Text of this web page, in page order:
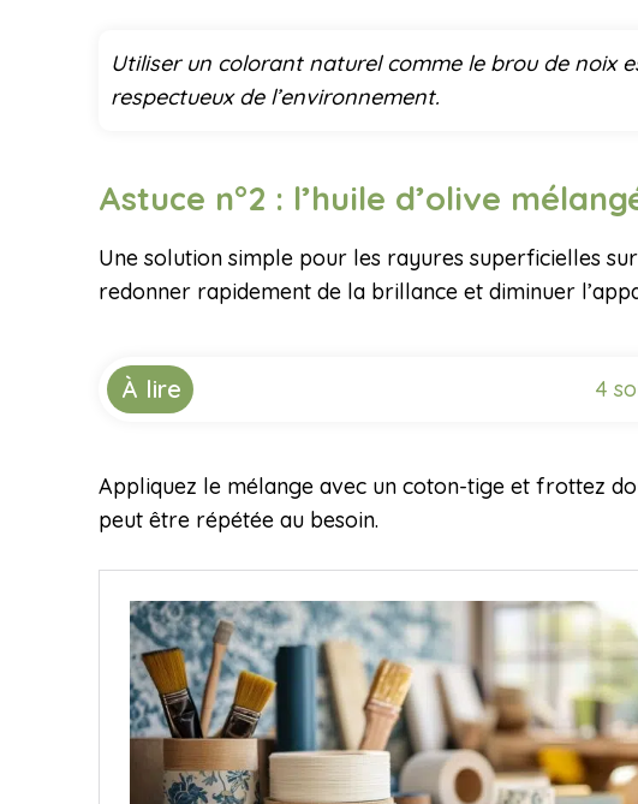
Utiliser un colorant naturel comme le brou de noix
respectueux de l’environnement.
Astuce n°2 : l’huile d’olive
Une solution simple pour les rayures superficielles
redonner rapidement de la brillance et diminuer
À lire 4
Appliquez le mélange avec un coton-tige et frottez
peut être répétée au besoin.